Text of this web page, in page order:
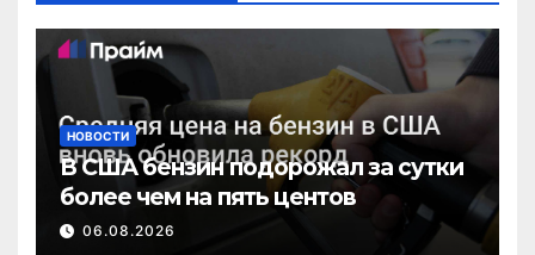
НОВОСТИ
В США бензин подорожал за сутки
более чем на пять центов
06.08.2026